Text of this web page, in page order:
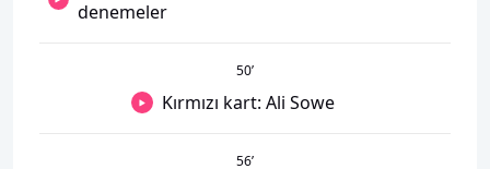
denemeler
50’
Kırmızı kart: Ali Sowe
56’